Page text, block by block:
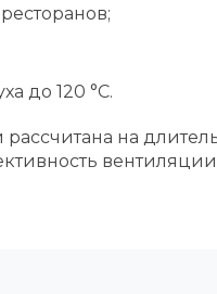
до 120 °C.
на